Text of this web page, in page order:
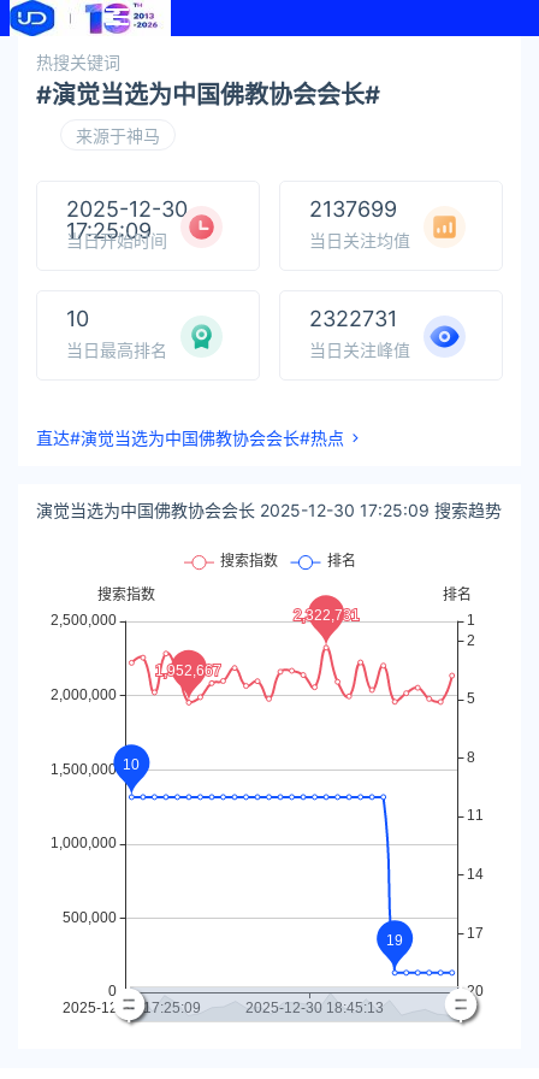
热搜关键词
#演觉当选为中国佛教协会会长#
来源于神马
2025-12-30
17:25:09
当日开始时间
2137699
当日关注均值
10
当日最高排名
2322731
当日关注峰值
直达#演觉当选为中国佛教协会会长#热点
演觉当选为中国佛教协会会长 2025-12-30 17:25:09 搜索趋势